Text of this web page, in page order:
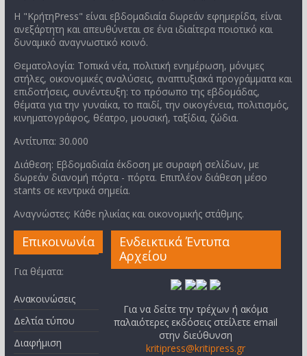
Η "ΚρήτηPress" είναι εβδομαδιαία δωρεάν εφημερίδα, είναι
ανεξάρτητη και απευθύνεται σε ένα ιδιαίτερα ποιοτικό και
δυναμικό αναγνωστικό κοινό.
Θεματολογία: Τοπικά νέα, πολιτική ενημέρωση, μόνιμες
στήλες, οικονομικές αναλύσεις, αναπτυξιακά προγράμματα και
επιδοτήσεις, συνέντευξη: το πρόσωπο της εβδομάδας,
θέματα για την γυναίκα, το παιδί, την οικογένεια, πολιτισμός,
κινηματογράφος, θέατρο, μουσική, ταξίδια, ζώδια.
Αντίτυπα: 30.000
Διάθεση: Εβδομαδιαία έκδοση με συραφή σελίδων, με
δωρεάν διανομή πόρτα - πόρτα. Επιπλέον διάθεση μέσο
stants σε κεντρικά σημεία.
Αναγνώστες: Κάθε ηλικίας και οικονομικής στάθμης.
Επικοινωνία
Για θέματα:
Ανακοινώσεις
Δελτία τύπου
Διαφήμιση
Ενδεικτικά Έντυπα
Αρχείου
Για να δείτε την τρέχων ή ακόμα
παλαιότερες εκδόσεις στείλετε email
στην διεύθυνση
kritipress@kritipress.gr